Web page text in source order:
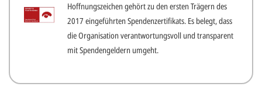
Hoffnungszeichen gehört zu den ersten Trägern des
2017 eingeführten Spendenzertifikats. Es belegt, dass
die Organisation verantwortungsvoll und transparent
mit Spendengeldern umgeht.